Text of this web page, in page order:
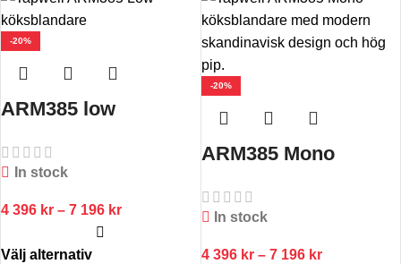
-20%
ARM385 low
In stock
4 396 kr – 7 196 kr
Välj alternativ
-20%
ARM385 Mono
In stock
4 396 kr – 7 196 kr